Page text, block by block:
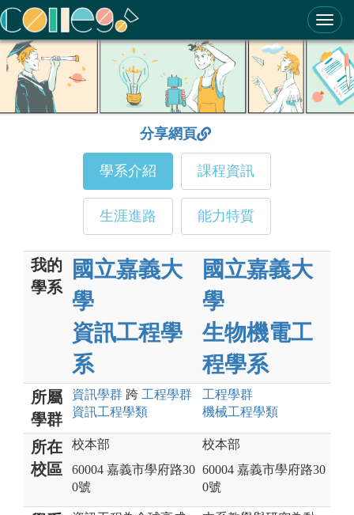
ColleGo! 大學選才與高中育才輔助系統
分享網頁
學系介紹 課程資訊
生涯進路 能力特質
我的
學系
國立嘉義大
學
資訊工程學
系
國立嘉義大
學
生物機電工
程學系
所屬
學群
資訊學群 跨 工程學群
資訊工程學類
工程學群
機械工程學類
所在
校區
校本部
60004 嘉義市學府路30
0號
校本部
60004 嘉義市學府路30
0號